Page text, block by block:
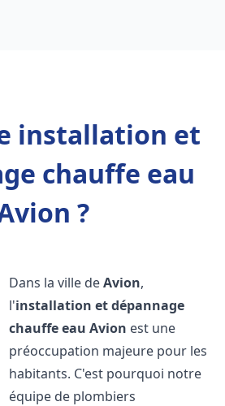
installation et
chauffe eau
?
Dans la ville deAvion,
l'installation et dépannage
chauffe eau Avion est une
préoccupation majeure pour les
habitants. C'est pourquoi notre
équipe de plombiers